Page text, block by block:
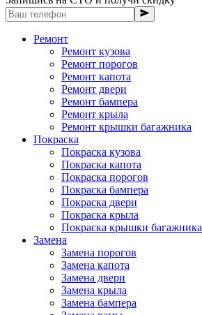
Ремонт
Ремонт кузова
Ремонт порогов
Ремонт капота
Ремонт двери
Ремонт бампера
Ремонт крыла
Ремонт крышки багажника
Покраска
Покраска кузова
Покраска капота
Покраска порогов
Покраска бампера
Покраска двери
Покраска крыла
Покраска крышки багажника
Замена
Замена порогов
Замена капота
Замена двери
Замена крыла
Замена бампера